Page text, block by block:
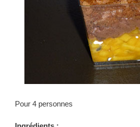
Pour 4 personnes